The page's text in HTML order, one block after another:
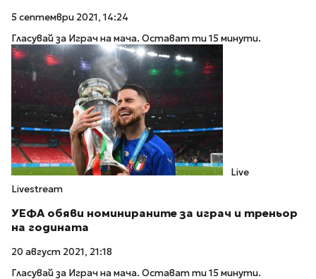
5 септември 2021, 14:24
Гласувай за Играч на мача. Остават ти 15 минути.
Live
Livestream
УЕФА обяви номинираните за играч и треньор
на годината
20 август 2021, 21:18
Гласувай за Играч на мача. Остават ти 15 минути.